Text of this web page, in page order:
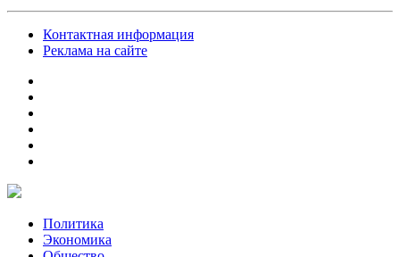
Контактная информация
Реклама на сайте
Политика
Экономика